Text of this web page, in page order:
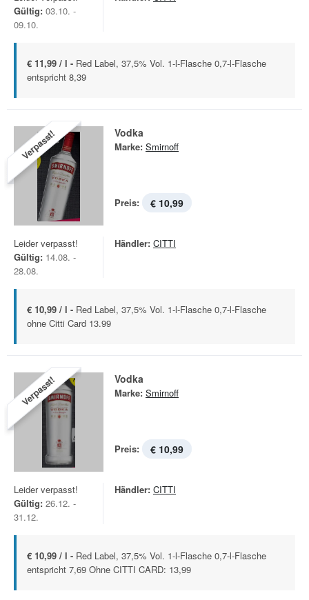
Gültig: 03.10. -
09.10.
€ 11,99 / l - Red Label, 37,5% Vol. 1-l-Flasche 0,7-l-Flasche
entspricht 8,39
Verpasst! Vodka
Marke: Smirnoff
Preis: € 10,99
Leider verpasst!
Gültig: 14.08. -
28.08.
Händler: CITTI
€ 10,99 / l - Red Label, 37,5% Vol. 1-l-Flasche 0,7-l-Flasche
ohne Citti Card 13.99
Verpasst! Vodka
Marke: Smirnoff
Preis: € 10,99
Leider verpasst!
Gültig: 26.12. -
31.12.
Händler: CITTI
€ 10,99 / l - Red Label, 37,5% Vol. 1-l-Flasche 0,7-l-Flasche
entspricht 7,69 Ohne CITTI CARD: 13,99